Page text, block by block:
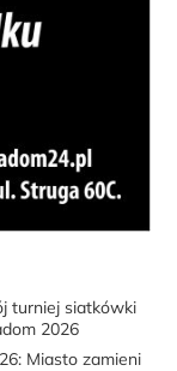
turniej siatkówki
2026
Miasto zamieni